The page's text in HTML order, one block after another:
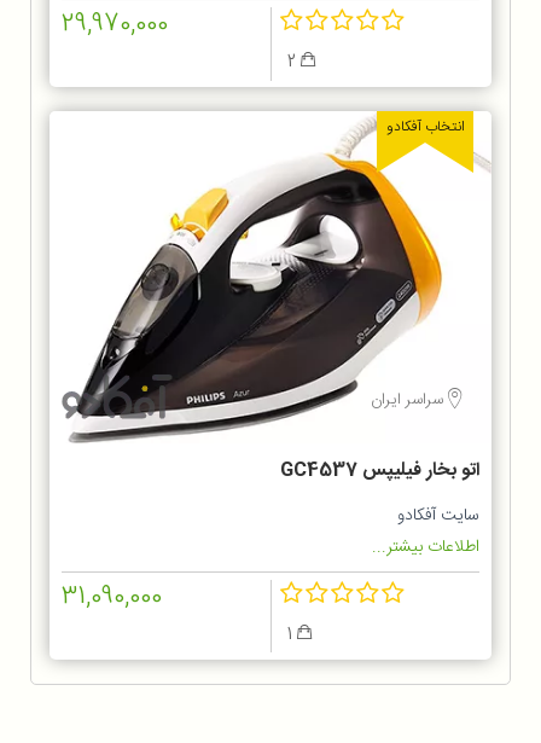
29,970,000
انتخاب آفکادو
سراسر ایران
اتو بخار فیلیپس GC4537
سایت آفکادو
اطلاعات بیشتر...
31,090,000